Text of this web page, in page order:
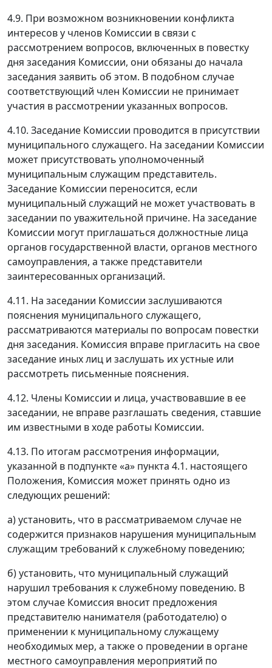
4.9. При возможном возникновении конфликта
интересов у членов Комиссии в связи с
рассмотрением вопросов, включенных в повестку
дня заседания Комиссии, они обязаны до начала
заседания заявить об этом. В подобном случае
соответствующий член Комиссии не принимает
участия в рассмотрении указанных вопросов.
4.10. Заседание Комиссии проводится в присутствии
муниципального служащего. На заседании Комиссии
может присутствовать уполномоченный
муниципальным служащим представитель.
Заседание Комиссии переносится, если
муниципальный служащий не может участвовать в
заседании по уважительной причине. На заседание
Комиссии могут приглашаться должностные лица
органов государственной власти, органов местного
самоуправления, а также представители
заинтересованных организаций.
4.11. На заседании Комиссии заслушиваются
пояснения муниципального служащего,
рассматриваются материалы по вопросам повестки
дня заседания. Комиссия вправе пригласить на свое
заседание иных лиц и заслушать их устные или
рассмотреть письменные пояснения.
4.12. Члены Комиссии и лица, участвовавшие в ее
заседании, не вправе разглашать сведения, ставшие
им известными в ходе работы Комиссии.
4.13. По итогам рассмотрения информации,
указанной в подпункте «а» пункта 4.1. настоящего
Положения, Комиссия может принять одно из
следующих решений:
а) установить, что в рассматриваемом случае не
содержится признаков нарушения муниципальным
служащим требований к служебному поведению;
б) установить, что муниципальный служащий
нарушил требования к служебному поведению. В
этом случае Комиссия вносит предложения
представителю нанимателя (работодателю) о
применении к муниципальному служащему
необходимых мер, а также о проведении в органе
местного самоуправления мероприятий по